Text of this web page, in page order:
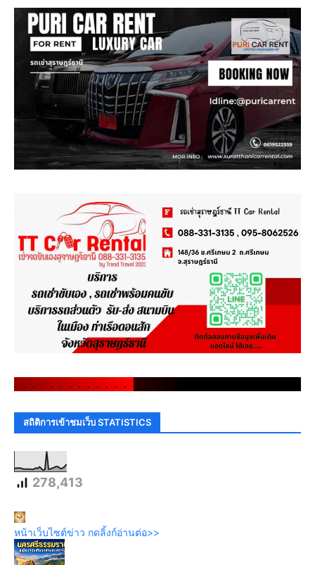
. . . . . . . . . . . . .
สถิติการเข้าชมเว็บ STATISTICS
278,413
หน้าเว็บไซต์ข่าว กดลิ้งก์อ่านต่อ>>